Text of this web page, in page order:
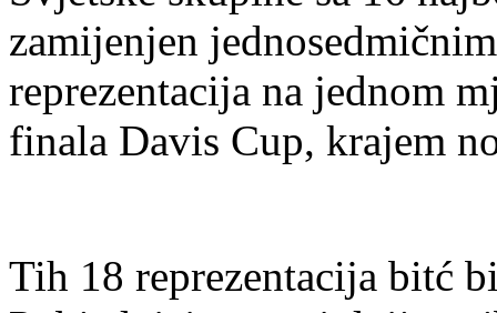
zamijenjen
reprezentacija na jednom
finala Davis Cup, krajem
Tih 18 reprezentacija bitć